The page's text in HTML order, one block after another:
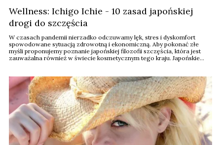
Wellness: Ichigo Ichie - 10 zasad japońskiej
drogi do szczęścia
W czasach pandemii nierzadko odczuwamy lęk, stres i dyskomfort
spowodowane sytuacją zdrowotną i ekonomiczną. Aby pokonać złe
myśli proponujemy poznanie japońskiej filozofii szczęścia, która jest
zauważalna również w świecie kosmetycznym tego kraju. Japońskie